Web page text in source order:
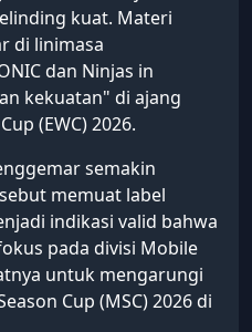
kuat. Materi
di linimasa
dan Ninjas in
kekuatan" di ajang
(EWC) 2026.
semakin
memuat label
indikasi valid bahwa
pada divisi Mobile
untuk mengarungi
Cup (MSC) 2026 di